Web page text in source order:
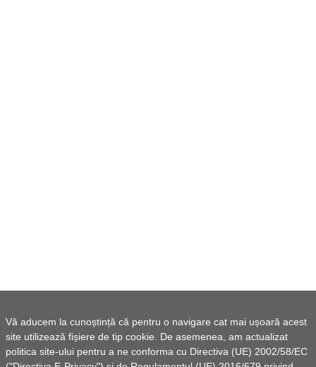
Vă aducem la cunoștință că pentru o navigare cat mai ușoară acest
site utilizează fișiere de tip cookie. De asemenea, am actualizat
politica site-ului pentru a ne conforma cu Directiva (UE) 2002/58/EC